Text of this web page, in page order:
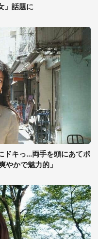
」話題に
ドキっ...両手を頭にあてポ
やかで魅力的」